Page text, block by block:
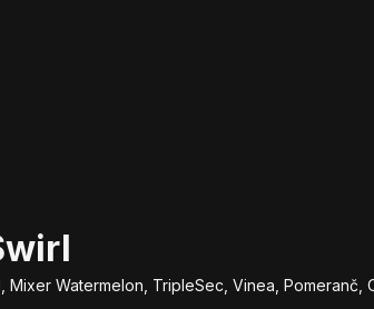
Watermelon, TripleSec, Vinea, Pomeranč,